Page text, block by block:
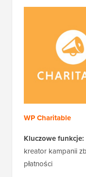
WP Charitable
Kluczowe funkcje:
kreator kampanii
płatności